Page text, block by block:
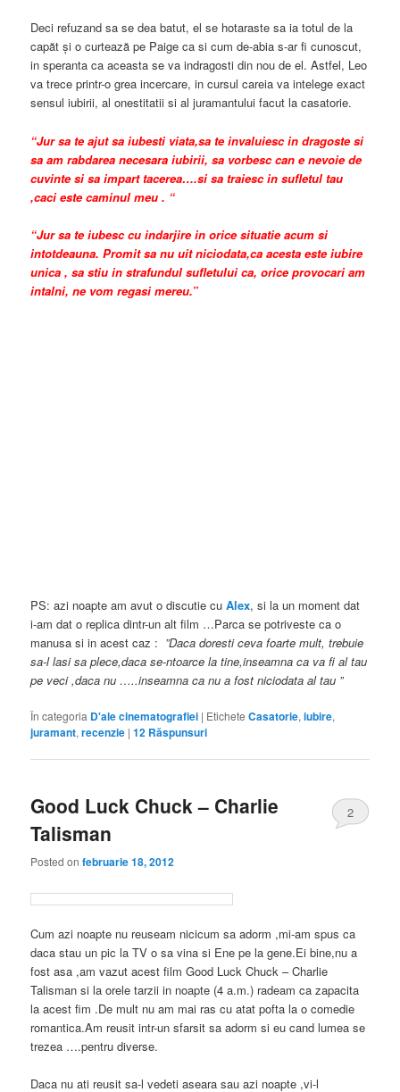
Deci refuzand sa se dea batut, el se hotaraste sa ia totul de la
capăt şi o curtează pe Paige ca si cum de-abia s-ar fi cunoscut,
in speranta ca aceasta se va indragosti din nou de el. Astfel, Leo
va trece printr-o grea incercare, in cursul careia va intelege exact
sensul iubirii, al onestitatii si al juramantului facut la casatorie.
“Jur sa te ajut sa iubesti viata,sa te invaluiesc in dragoste si
sa am rabdarea necesara iubirii, sa vorbesc can e nevoie de
cuvinte si sa impart tacerea….si sa traiesc in sufletul tau
,caci este caminul meu . “
“Jur sa te iubesc cu indarjire in orice situatie acum si
intotdeauna. Promit sa nu uit niciodata,ca acesta este iubire
unica , sa stiu in strafundul sufletului ca, orice provocari am
intalni, ne vom regasi mereu.”
PS: azi noapte am avut o discutie cuAlex, si la un moment dat
i-am dat o replica dintr-un alt film …Parca se potriveste ca o
manusa si in acest caz : ‎”Daca doresti ceva foarte mult, trebuie
sa-l lasi sa plece,daca se-ntoarce la tine,inseamna ca va fi al tau
pe veci ,daca nu …..inseamna ca nu a fost niciodata al tau ”
În categoria D'ale cinematografiei | Etichete Casatorie,iubire,
juramant,recenzie |12 Răspunsuri
Good Luck Chuck – Charlie
Talisman
Posted onfebruarie 18, 2012
2
Cum azi noapte nu reuseam nicicum sa adorm ,mi-am spus ca
daca stau un pic la TV o sa vina si Ene pe la gene.Ei bine,nu a
fost asa ,am vazut acest film Good Luck Chuck – Charlie
Talisman si la orele tarzii in noapte (4 a.m.) radeam ca zapacita
la acest fim .De mult nu am mai ras cu atat pofta la o comedie
romantica.Am reusit intr-un sfarsit sa adorm si eu cand lumea se
trezea ….pentru diverse.
Daca nu ati reusit sa-l vedeti aseara sau azi noapte ,vi-l